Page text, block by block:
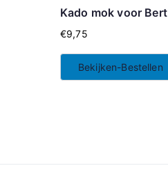
Kado mok voor Bert
€9,75
Bekijken-Bestellen